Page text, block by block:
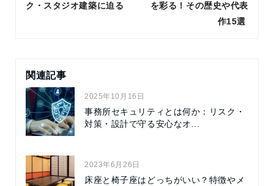
ク・スタジオ建築に迫る
を彩る！その歴史や代表
作15選
関連記事
2025年10月16日
事務所セキュリティとは何か：リスク・
対策・設計で守る安心なオ...
2023年6月26日
床座と椅子座はどっちがいい？特徴やメ